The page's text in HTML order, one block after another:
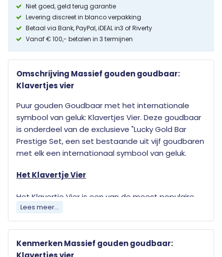
Niet goed, geld terug garantie
Levering discreet in blanco verpakking
Betaal via Bank, PayPal, iDEAL in3 of Riverty
Vanaf € 100,- betalen in 3 termijnen
Omschrijving Massief gouden goudbaar:
Klavertjes vier
Puur gouden Goudbaar met het internationale
symbool van geluk: Klavertjes Vier. Deze goudbaar
is onderdeel van de exclusieve "Lucky Gold Bar
Prestige Set, een set bestaande uit vijf goudbaren
met elk een internationaal symbool van geluk.
Het Klavertje Vier
Het Klavertje Vier is een van de meest populaire
gelukssymbolen in Europa. Meestal hebben klavers
drie bladeren, maar soms groeien er vier in plaats
van drie. Verschillende bronnen zeggen dat de
kans dat een klavertje vier wordt gevonden wordt
Lees meer...
Kenmerken Massief gouden goudbaar: